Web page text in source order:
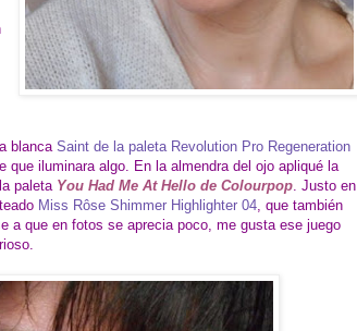
blanca Saint de la paleta Revolution Pro Regeneration
que iluminara algo. En la almendra del ojo apliqué la
paleta You Had Me At Hello de Colourpop. Justo en
Miss Rôse Shimmer Highlighter 04, que también
a que en fotos se aprecia poco, me gusta ese juego